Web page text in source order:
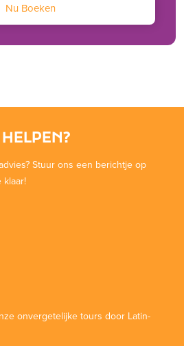
Nu Boeken
Stuur ons een berichtje op
klaar!
onvergetelijke tours door Latin-